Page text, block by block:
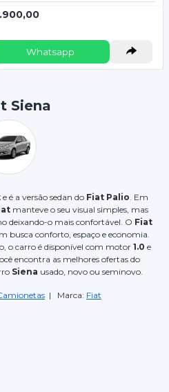
Whatsapp
Siena
e é a versão sedan do Fiat Palio . Em
manteve o seu visual simples, mas
deixando-o mais confortável. O Fiat
busca conforto, espaço e economia.
o carro é disponível com motor 1.0 e
encontra as melhores ofertas do
Siena usado, novo ou seminovo.
| Marca: Fiat